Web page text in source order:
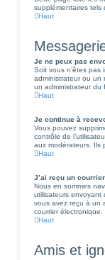
supplémentaires tels
Haut
Je ne peux pas
Soit vous n’êtes pas
administrateur ou un
un administrateur du
Haut
Je continue à
Vous pouvez
contrôle de
aux modérateurs. Ils
Haut
J’ai reçu un
Nous en sommes
utilisateurs envoyant
vous avez reçu à un
courrier
Haut
Amis et